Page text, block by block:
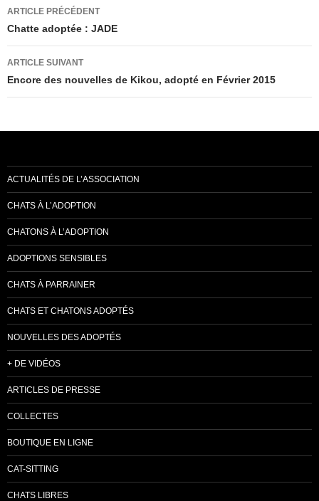
Navigation
des
articles
ARTICLE PRÉCÉDENT
Chatte adoptée : JADE
ARTICLE SUIVANT
Encore des nouvelles de Kikou, adopté en Février 2015
ACTUALITÉS DE L’ASSOCIATION
CHATS À L’ADOPTION
CHATONS À L’ADOPTION
ADOPTIONS SENSIBLES
CHATS À PARRAINER
CHATS ET CHATONS ADOPTÉS
NOUVELLES DES ADOPTÉS
+ DE VIDÉOS
ARTICLES DE PRESSE
COLLECTES
BOUTIQUE EN LIGNE
CAT-SITTING
CHATS LIBRES